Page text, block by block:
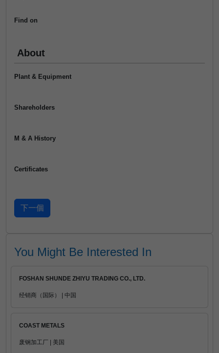
Find on
About
Plant & Equipment
Shareholders
M & A History
Certificates
You Might Be Interested In
FOSHAN SHUNDE ZHIYU TRADING CO., LTD.
经销商（国际） | 中国
COAST METALS
废钢加工厂 | 美国